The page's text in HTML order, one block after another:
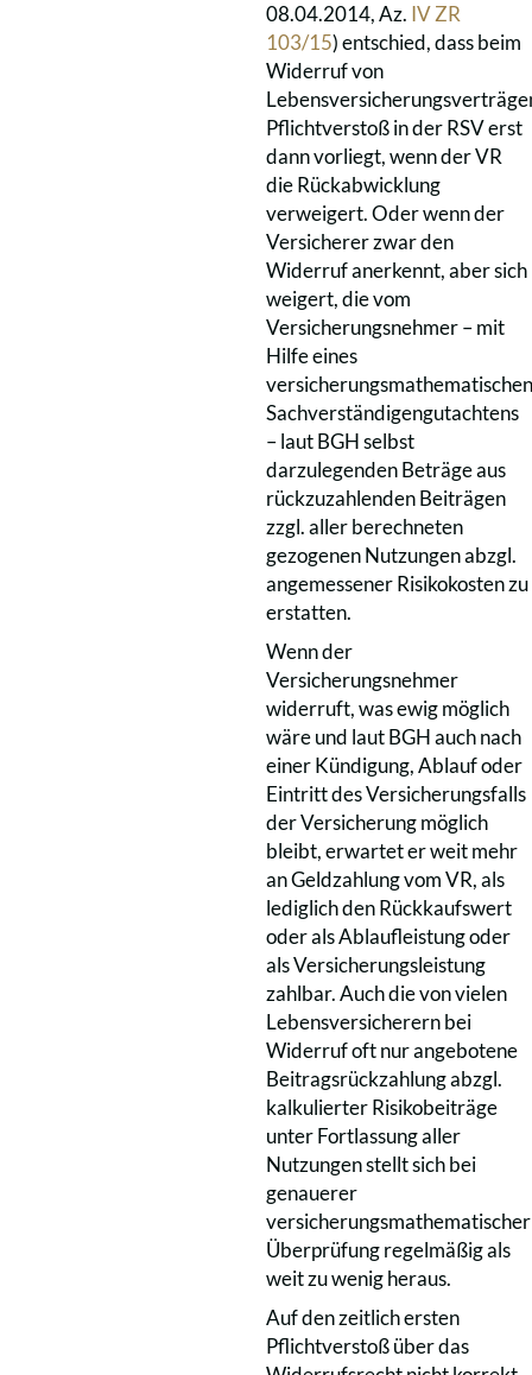
08.04.2014, Az. IV ZR
103/15) entschied, dass beim
Widerruf von
Pflichtverstoß in der RSV erst
dann vorliegt, wenn der VR
die Rückabwicklung
verweigert. Oder wenn der
Versicherer zwar den
Widerruf anerkennt, aber sich
weigert, die vom
Versicherungsnehmer – mit
Hilfe eines
versicherungsmathematischen
Sachverständigengutachtens
– laut BGH selbst
darzulegenden Beträge aus
rückzuzahlenden Beiträgen
zzgl. aller berechneten
gezogenen Nutzungen abzgl.
angemessener Risikokosten zu
erstatten.
Wenn der
Versicherungsnehmer
widerruft, was ewig möglich
wäre und laut BGH auch nach
einer Kündigung, Ablauf oder
Eintritt des Versicherungsfalls
der Versicherung möglich
bleibt, erwartet er weit mehr
an Geldzahlung vom VR, als
lediglich den Rückkaufswert
oder als Ablaufleistung oder
als Versicherungsleistung
zahlbar. Auch die von vielen
Lebensversicherern bei
Widerruf oft nur angebotene
Beitragsrückzahlung abzgl.
kalkulierter Risikobeiträge
unter Fortlassung aller
Nutzungen stellt sich bei
genauerer
versicherungsmathematischer
Überprüfung regelmäßig als
weit zu wenig heraus.
Auf den zeitlich ersten
Pflichtverstoß über das